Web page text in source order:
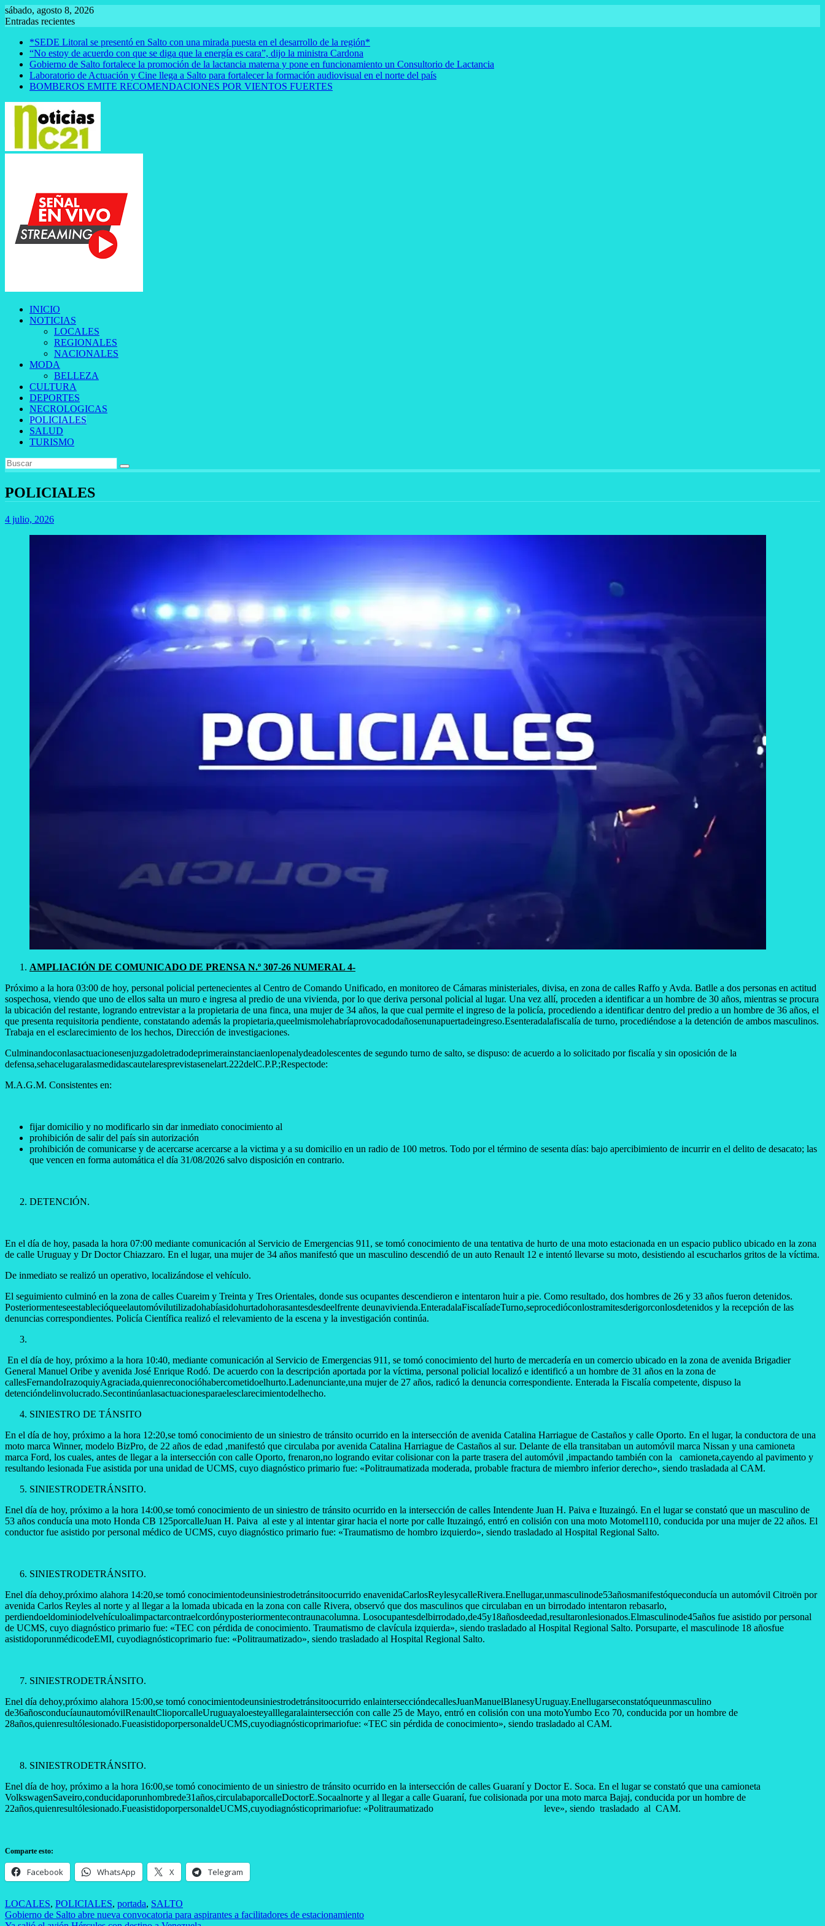
Saltar
al
sábado, agosto 8, 2026
Entradas recientes
*SEDE Litoral se presentó en Salto con una mirada puesta en el desarrollo de la región*
“No estoy de acuerdo con que se diga que la energía es cara”, dijo la ministra Cardona
Gobierno de Salto fortalece la promoción de la lactancia materna y pone en funcionamiento un Consultorio de Lactancia
Laboratorio de Actuación y Cine llega a Salto para fortalecer la formación audiovisual en el norte del país
BOMBEROS EMITE RECOMENDACIONES POR VIENTOS FUERTES
INICIO
NOTICIAS
LOCALES
REGIONALES
NACIONALES
MODA
BELLEZA
CULTURA
DEPORTES
NECROLOGICAS
POLICIALES
SALUD
TURISMO
POLICIALES
4 julio, 2026
​AMPLIACIÓN DE COMUNICADO DE PRENSA N.º 307-26 NUMERAL 4-
Próximo a la hora 03:00 de hoy, personal policial pertenecientes al Centro de Comando Unificado, en monitoreo de Cámaras ministeriales, divisa, en zona de calles Raffo y Avda. Batlle a dos personas en actitud
sospechosa, viendo que uno de ellos salta un muro e ingresa al predio de una vivienda, por lo que deriva personal policial al lugar. Una vez allí, proceden a identificar a un hombre de 30 años, mientras se procura
la ubicación del restante, logrando entrevistar a la propietaria de una finca, una mujer de 34 años, la que cual permite el ingreso de la policía, procediendo a identificar dentro del predio a un hombre de 36 años, el
que presenta requisitoria pendiente, constatando además la propietaria,queelmismolehabríaprovocadodañosenunapuertadeingreso.Esenteradalafiscalía de turno, procediéndose a la detención de ambos masculinos.
Trabaja en el esclarecimiento de los hechos, Dirección de investigaciones.
Culminandoconlasactuacionesenjuzgadoletradodeprimerainstanciaenlopenalydeadolescentes de segundo turno de salto, se dispuso: de acuerdo a lo solicitado por fiscalía y sin oposición de la
defensa,sehacelugaralasmedidascautelaresprevistasenelart.222delC.P.P.;Respectode:
M.A.G.M. Consistentes en:
fijar domicilio y no modificarlo sin dar inmediato conocimiento al
prohibición de salir del país sin autorización
prohibición de comunicarse y de acercarse acercarse a la victima y a su domicilio en un radio de 100 metros. Todo por el término de sesenta días: bajo apercibimiento de incurrir en el delito de desacato; las
que vencen en forma automática el día 31/08/2026 salvo disposición en contrario.
​DETENCIÓN.
En el día de hoy, pasada la hora 07:00 mediante comunicación al Servicio de Emergencias 911, se tomó conocimiento de una tentativa de hurto de una moto estacionada en un espacio publico ubicado en la zona
de calle Uruguay y Dr Doctor Chiazzaro. En el lugar, una mujer de 34 años manifestó que un masculino descendió de un auto Renault 12 e intentó llevarse su moto, desistiendo al escucharlos gritos de la víctima.
De inmediato se realizó un operativo, localizándose el vehículo.
El seguimiento culminó en la zona de calles Cuareim y Treinta y Tres Orientales, donde sus ocupantes descendieron e intentaron huir a pie. Como resultado, dos hombres de 26 y 33 años fueron detenidos.
Posteriormenteseestablecióqueelautomóvilutilizadohabíasidohurtadohorasantesdesdeelfrente deunavivienda.EnteradalaFiscalíadeTurno,seprocedióconlostramitesderigorconlosdetenidos y la recepción de las
denuncias correspondientes. Policía Científica realizó el relevamiento de la escena y la investigación continúa.
En el día de hoy, próximo a la hora 10:40, mediante comunicación al Servicio de Emergencias 911, se tomó conocimiento del hurto de mercadería en un comercio ubicado en la zona de avenida Brigadier
General Manuel Oribe y avenida José Enrique Rodó. De acuerdo con la descripción aportada por la víctima, personal policial localizó e identificó a un hombre de 31 años en la zona de
callesFernandoIrazoquiyAgraciada,quienreconocióhabercometidoelhurto.Ladenunciante,una mujer de 27 años, radicó la denuncia correspondiente. Enterada la Fiscalía competente, dispuso la
detencióndelinvolucrado.Secontinúanlasactuacionesparaelesclarecimientodelhecho.
​SINIESTRO DE TÁNSITO
En el día de hoy, próximo a la hora 12:20,se tomó conocimiento de un siniestro de tránsito ocurrido en la intersección de avenida Catalina Harriague de Castaños y calle Oporto. En el lugar, la conductora de una
moto marca Winner, modelo BizPro, de 22 años de edad ,manifestó que circulaba por avenida Catalina Harriague de Castaños al sur. Delante de ella transitaban un automóvil marca Nissan y una camioneta
marca Ford, los cuales, antes de llegar a la intersección con calle Oporto, frenaron,no logrando evitar colisionar con la parte trasera del automóvil ,impactando también con la camioneta,cayendo al pavimento y
resultando lesionada Fue asistida por una unidad de UCMS, cuyo diagnóstico primario fue: «Politraumatizada moderada, probable fractura de miembro inferior derecho», siendo trasladada al CAM.
​SINIESTRODETRÁNSITO.
Enel día de hoy, próximo a la hora 14:00,se tomó conocimiento de un siniestro de tránsito ocurrido en la intersección de calles Intendente Juan H. Paiva e Ituzaingó. En el lugar se constató que un masculino de
53 años conducía una moto Honda CB 125porcalleJuan H. Paiva al este y al intentar girar hacia el norte por calle Ituzaingó, entró en colisión con una moto Motomel110, conducida por una mujer de 22 años. El
conductor fue asistido por personal médico de UCMS, cuyo diagnóstico primario fue: «Traumatismo de hombro izquierdo», siendo trasladado al Hospital Regional Salto.
​SINIESTRODETRÁNSITO.
Enel día dehoy,próximo alahora 14:20,se tomó conocimientodeunsiniestrodetránsitoocurrido enavenidaCarlosReylesycalleRivera.Enellugar,unmasculinode53añosmanifestóqueconducía un automóvil Citroën por
avenida Carlos Reyles al norte y al llegar a la lomada ubicada en la zona con calle Rivera, observó que dos masculinos que circulaban en un birrodado intentaron rebasarlo,
perdiendoeldominiodelvehículoalimpactarcontraelcordónyposteriormentecontraunacolumna. Losocupantesdelbirrodado,de45y18añosdeedad,resultaronlesionados.Elmasculinode45años fue asistido por personal
de UCMS, cuyo diagnóstico primario fue: «TEC con pérdida de conocimiento. Traumatismo de clavícula izquierda», siendo trasladado al Hospital Regional Salto. Porsuparte, el masculinode 18 añosfue
asistidoporunmédicodeEMI, cuyodiagnósticoprimario fue: «Politraumatizado», siendo trasladado al Hospital Regional Salto.
​SINIESTRODETRÁNSITO.
Enel día dehoy,próximo alahora 15:00,se tomó conocimientodeunsiniestrodetránsitoocurrido enlainterseccióndecallesJuanManuelBlanesyUruguay.Enellugarseconstatóqueunmasculino
de36añosconducíaunautomóvilRenaultClioporcalleUruguayaloesteyalllegaralaintersección con calle 25 de Mayo, entró en colisión con una motoYumbo Eco 70, conducida por un hombre de
28años,quienresultólesionado.FueasistidoporpersonaldeUCMS,cuyodiagnósticoprimariofue: «TEC sin pérdida de conocimiento», siendo trasladado al CAM.
​SINIESTRODETRÁNSITO.
Enel día de hoy, próximo a la hora 16:00,se tomó conocimiento de un siniestro de tránsito ocurrido en la intersección de calles Guaraní y Doctor E. Soca. En el lugar se constató que una camioneta
VolkswagenSaveiro,conducidaporunhombrede31años,circulabaporcalleDoctorE.Socaalnorte y al llegar a calle Guaraní, fue colisionada por una moto marca Bajaj, conducida por un hombre de
22años,quienresultólesionado.FueasistidoporpersonaldeUCMS,cuyodiagnósticoprimariofue: «Politraumatizado leve», siendo trasladado al CAM.
Comparte esto:
Facebook WhatsApp X Telegram
LOCALES, POLICIALES, portada, SALTO
Navegación
Gobierno de Salto abre nueva convocatoria para aspirantes a facilitadores de estacionamiento